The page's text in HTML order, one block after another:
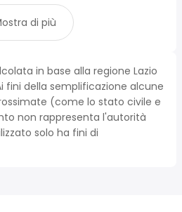
di più
in base alla regione Lazio
fini della semplificazione alcune
(come lo stato civile e
non rappresenta l'autorità
solo ha fini di